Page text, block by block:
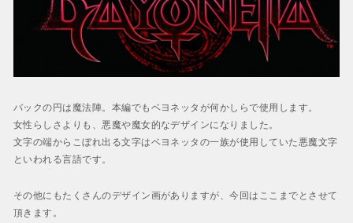
バックの円は魔法陣。本編でもベヨネッタが何かしらで使用します。
女性らしさよりも、悪魔や魔女的なデザインになりました。
文字の端からこぼれ出る文字はベヨネッタの一族が使用していた悪魔文字
といわれる言語です。
その他にもたくさんのデザイン画がありますが、今回はここまでとさせて
頂きます。